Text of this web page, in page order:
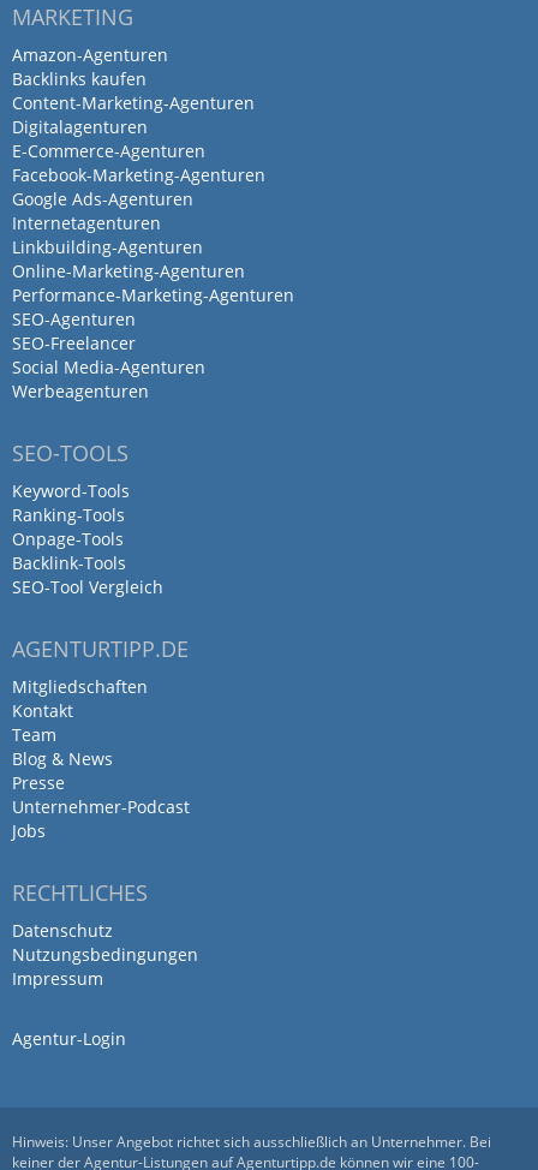
MARKETING
Amazon-Agenturen
Backlinks kaufen
Content-Marketing-Agenturen
Digitalagenturen
E-Commerce-Agenturen
Facebook-Marketing-Agenturen
Google Ads-Agenturen
Internetagenturen
Linkbuilding-Agenturen
Online-Marketing-Agenturen
Performance-Marketing-Agenturen
SEO-Agenturen
SEO-Freelancer
Social Media-Agenturen
Werbeagenturen
SEO-TOOLS
Keyword-Tools
Ranking-Tools
Onpage-Tools
Backlink-Tools
SEO-Tool Vergleich
AGENTURTIPP.DE
Mitgliedschaften
Kontakt
Team
Blog & News
Presse
Unternehmer-Podcast
Jobs
RECHTLICHES
Datenschutz
Nutzungsbedingungen
Impressum
Agentur-Login
Hinweis: Unser Angebot richtet sich ausschließlich an Unternehmer. Bei
keiner der Agentur-Listungen auf Agenturtipp.de können wir eine 100-